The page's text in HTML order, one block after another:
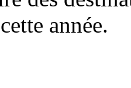
année.